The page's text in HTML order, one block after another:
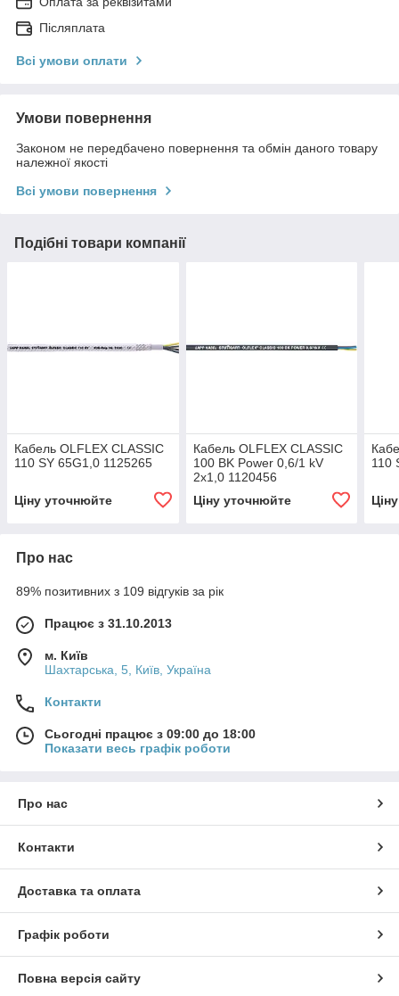
Післяплата
Всі умови оплати
Умови повернення
Законом не передбачено повернення та обмін даного товару
належної якості
Всі умови повернення
Подібні товари компанії
Кабель OLFLEX CLASSIC
110 SY 65G1,0 1125265
Ціну уточнюйте
Кабель OLFLEX CLASSIC
100 BK Power 0,6/1 kV
2x1,0 1120456
Ціну уточнюйте
110
Про нас
89% позитивних з 109 відгуків за рік
Працює з 31.10.2013
м. Київ
Шахтарська, 5, Київ, Україна
Контакти
Сьогодні працює з 09:00 до 18:00
Показати весь графік роботи
Про нас
Контакти
Доставка та оплата
Графік роботи
Повна версія сайту